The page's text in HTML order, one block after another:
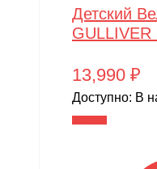
Детский
GULLIVER
13,990 ₽
Доступно: В